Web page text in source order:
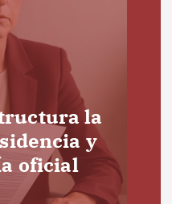
la
y
oficial